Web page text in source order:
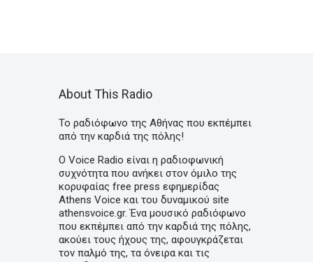
About This Radio
Το ραδιόφωνο της Αθήνας που εκπέμπει
από την καρδιά της πόλης!
Ο Voice Radio είναι η ραδιοφωνική
συχνότητα που ανήκει στον όμιλο της
κορυφαίας free press εφημερίδας
Athens Voice και του δυναμικού site
athensvoice.gr. Ένα μουσικό ραδιόφωνο
που εκπέμπει από την καρδιά της πόλης,
ακούει τους ήχους της, αφουγκράζεται
τον παλμό της, τα όνειρα και τις